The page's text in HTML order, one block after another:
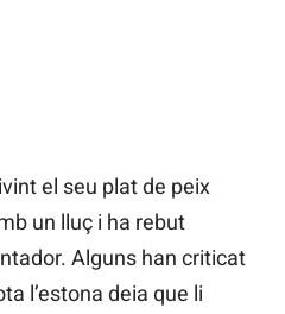
el seu plat de peix
un lluç i ha rebut
Alguns han criticat
l’estona deia que li